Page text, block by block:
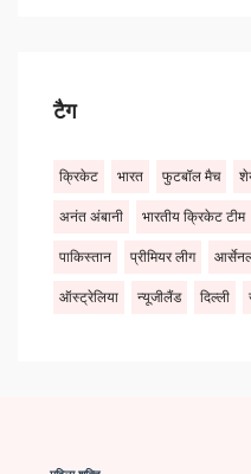
टैग
क्रिकेट भारत फुटबॉल मैच
अनंत अंबानी भारतीय क्रिकेट टीम
पाकिस्तान प्रीमियर लीग
ऑस्ट्रेलिया न्यूजीलैंड दिल्ली